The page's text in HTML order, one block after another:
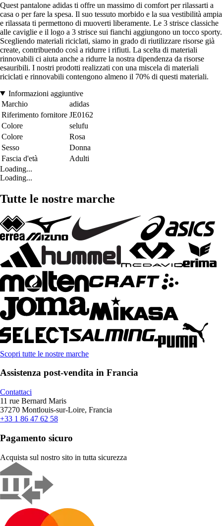
Quest pantalone adidas ti offre un massimo di comfort per rilassarti a
casa o per fare la spesa. Il suo tessuto morbido e la sua vestibilità ampia
e rilassata ti permettono di muoverti liberamente. Le 3 strisce classiche
alle caviglie e il logo a 3 strisce sui fianchi aggiungono un tocco sporty.
Scegliendo materiali riciclati, siamo in grado di riutilizzare risorse già
create, contribuendo così a ridurre i rifiuti. La scelta di materiali
rinnovabili ci aiuta anche a ridurre la nostra dipendenza da risorse
esauribili. I nostri prodotti realizzati con una miscela di materiali
riciclati e rinnovabili contengono almeno il 70% di questi materiali.
Informazioni aggiuntive
Marchio
adidas
Riferimento fornitore JE0162
Colore
selufu
Colore
Rosa
Sesso
Donna
Fascia d'età
Adulti
Loading...
Loading...
Tutte le nostre marche
Scopri tutte le nostre marche
Assistenza post-vendita in Francia
Contattaci
11 rue Bernard Maris
37270 Montlouis-sur-Loire, Francia
+33 1 86 47 62 58
Pagamento sicuro
Acquista sul nostro sito in tutta sicurezza